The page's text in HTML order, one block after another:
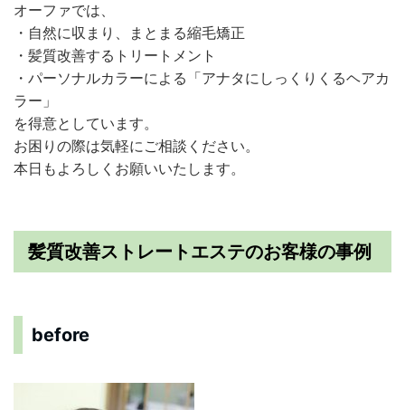
オーファでは、
・自然に収まり、まとまる縮毛矯正
・髪質改善するトリートメント
・パーソナルカラーによる「アナタにしっくりくるヘアカ
ラー」
を得意としています。
お困りの際は気軽にご相談ください。
本日もよろしくお願いいたします。
髪質改善ストレートエステのお客様の事例
before